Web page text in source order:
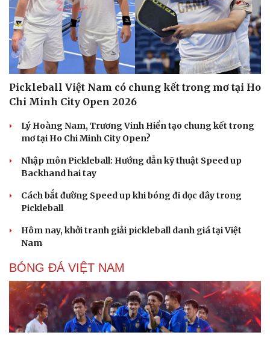
Pickleball Việt Nam có chung kết trong mơ tại Ho
Chi Minh City Open 2026
Lý Hoàng Nam, Trương Vinh Hiển tạo chung kết trong
mơ tại Ho Chi Minh City Open?
Nhập môn Pickleball: Hướng dẫn kỹ thuật Speed up
Backhand hai tay
Cách bắt đường Speed up khi bóng đi dọc dây trong
Pickleball
Hôm nay, khởi tranh giải pickleball danh giá tại Việt
Nam
BÓNG ĐÁ VIỆT NAM